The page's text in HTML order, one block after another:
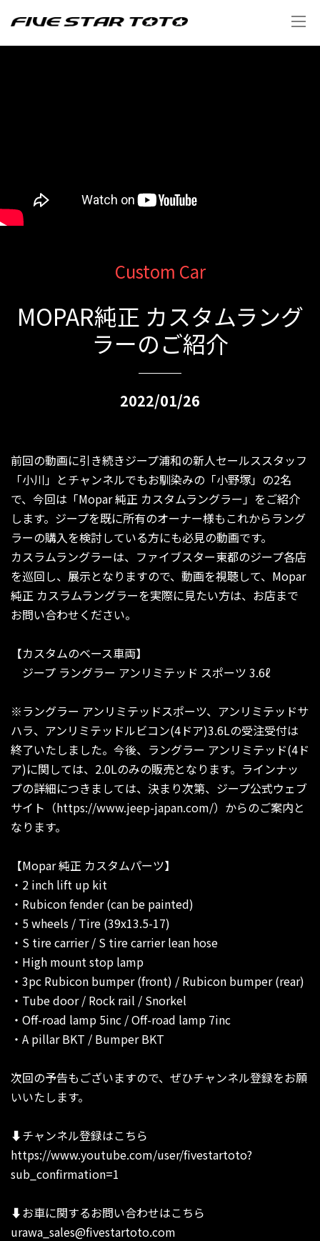
Custom Car
MOPAR純正 カスタムラング
ラーのご紹介
2022/01/26
前回の動画に引き続きジープ浦和の新人セールススタッフ
「小川」とチャンネルでもお馴染みの「小野塚」の2名
で、今回は「Mopar 純正 カスタムラングラー」をご紹介
します。ジープを既に所有のオーナー様もこれからラング
ラーの購入を検討している方にも必見の動画です。
カスラムラングラーは、ファイブスター東都のジープ各店
を巡回し、展示となりますので、動画を視聴して、Mopar
純正 カスラムラングラーを実際に見たい方は、お店まで
お問い合わせください。
【カスタムのベース車両】
ジープ ラングラー アンリミテッド スポーツ 3.6ℓ
※ラングラー アンリミテッドスポーツ、アンリミテッドサ
ハラ、アンリミテッドルビコン(4ドア)3.6Lの受注受付は
終了いたしました。今後、ラングラー アンリミテッド(4ド
ア)に関しては、2.0Lのみの販売となります。ラインナッ
プの詳細につきましては、決まり次第、ジープ公式ウェブ
サイト（https://www.jeep-japan.com/）からのご案内と
なります。
【Mopar 純正 カスタムパーツ】
・2 inch lift up kit
・Rubicon fender (can be painted)
・5 wheels / Tire (39x13.5-17)
・S tire carrier / S tire carrier lean hose
・High mount stop lamp
・3pc Rubicon bumper (front) / Rubicon bumper (rear)
・Tube door / Rock rail / Snorkel
・Off-road lamp 5inc / Off-road lamp 7inc
・A pillar BKT / Bumper BKT
次回の予告もございますので、ぜひチャンネル登録をお願
いいたします。
⬇︎チャンネル登録はこちら
https://www.youtube.com/user/fivestartoto?
sub_confirmation=1
⬇︎お車に関するお問い合わせはこちら
urawa_sales@fivestartoto.com